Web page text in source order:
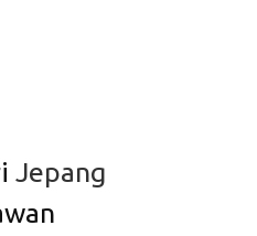
Jepang